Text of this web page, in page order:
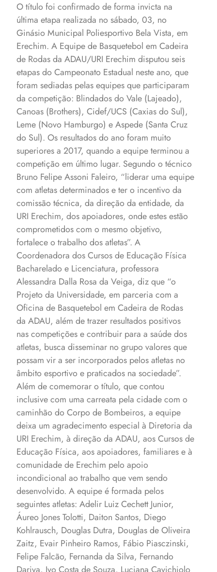
O título foi confirmado de forma invicta na
última etapa realizada no sábado, 03, no
Ginásio Municipal Poliesportivo Bela Vista, em
Erechim. A Equipe de Basquetebol em Cadeira
de Rodas da ADAU/URI Erechim disputou seis
etapas do Campeonato Estadual neste ano, que
foram sediadas pelas equipes que participaram
da competição: Blindados do Vale (Lajeado),
Canoas (Brothers), Cidef/UCS (Caxias do Sul),
Leme (Novo Hamburgo) e Aspede (Santa Cruz
do Sul). Os resultados do ano foram muito
superiores a 2017, quando a equipe terminou a
competição em último lugar. Segundo o técnico
Bruno Felipe Assoni Faleiro, “liderar uma equipe
com atletas determinados e ter o incentivo da
comissão técnica, da direção da entidade, da
URI Erechim, dos apoiadores, onde estes estão
comprometidos com o mesmo objetivo,
fortalece o trabalho dos atletas”. A
Coordenadora dos Cursos de Educação Física
Bacharelado e Licenciatura, professora
Alessandra Dalla Rosa da Veiga, diz que “o
Projeto da Universidade, em parceria com a
Oficina de Basquetebol em Cadeira de Rodas
da ADAU, além de trazer resultados positivos
nas competições e contribuir para a saúde dos
atletas, busca disseminar no grupo valores que
possam vir a ser incorporados pelos atletas no
âmbito esportivo e praticados na sociedade”.
Além de comemorar o título, que contou
inclusive com uma carreata pela cidade com o
caminhão do Corpo de Bombeiros, a equipe
deixa um agradecimento especial à Diretoria da
URI Erechim, à direção da ADAU, aos Cursos de
Educação Física, aos apoiadores, familiares e à
comunidade de Erechim pelo apoio
incondicional ao trabalho que vem sendo
desenvolvido. A equipe é formada pelos
seguintes atletas: Adelir Luiz Cechett Junior,
Áureo Jones Tolotti, Daiton Santos, Diego
Kohlrausch, Douglas Dutra, Douglas de Oliveira
Zaitz, Evair Pinheiro Ramos, Fábio Piasczinski,
Felipe Falcão, Fernanda da Silva, Fernando